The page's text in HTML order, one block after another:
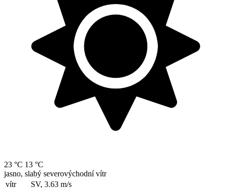
23 °C 13 °C
jasno, slabý severovýchodní vítr
vítr
SV, 3.63 m/s